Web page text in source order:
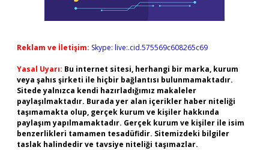
Reklam ve İletişim: Skype: live:.cid.575569c608265c69
Yasal Uyarı: Bu internet sitesi, herhangi bir marka, kurum
veya şahıs şirketi ile hiçbir bağlantısı bulunmamaktadır.
Sitede yalnızca kendi hazırladığımız makaleler
paylaşılmaktadır. Burada yer alan içerikler haber niteliği
taşımamakta olup, gerçek kurum ve kişiler hakkında
paylaşım yapılmamaktadır. Gerçek kurum ve kişiler ile isim
benzerlikleri tamamen tesadüfidir. Sitemizdeki bilgiler
taslak halindedir ve tavsiye niteliği taşımazlar.